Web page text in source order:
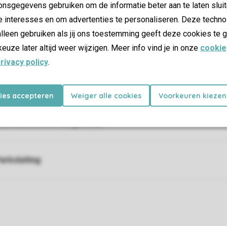
gebruiken om de informatie beter aan te laten
interesses en om advertenties te personaliseren. Deze
gebruiken als jij ons toestemming geeft deze cookies te
later altijd weer wijzigen. Meer info vind je in onze cookie
policy.
accepteren Weiger alle cookies Voorkeuren kiezen
openingstijden van de bergbanen